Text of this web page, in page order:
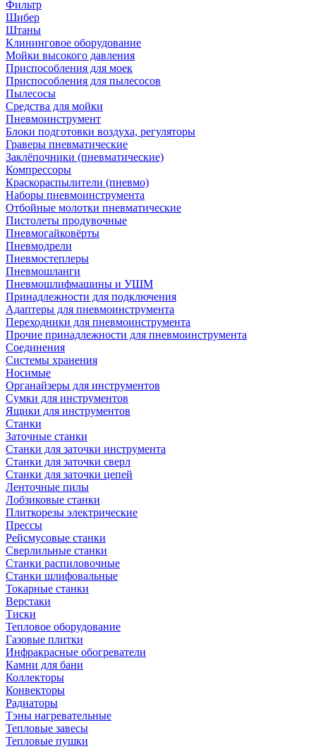
Фильтр
Шибер
Штаны
Клининговое оборудование
Мойки высокого давления
Приспособления для моек
Приспособления для пылесосов
Пылесосы
Средства для мойки
Пневмоинструмент
Блоки подготовки воздуха, регуляторы
Граверы пневматические
Заклёпочники (пневматические)
Компрессоры
Краскораспылители (пневмо)
Наборы пневмоинструмента
Отбойные молотки пневматические
Пистолеты продувочные
Пневмогайковёрты
Пневмодрели
Пневмостеплеры
Пневмошланги
Пневмошлифмашины и УШМ
Принадлежности для подключения
Адаптеры для пневмоинструмента
Переходники для пневмоинструмента
Прочие принадлежности для пневмоинструмента
Соединения
Системы хранения
Носимые
Органайзеры для инструментов
Сумки для инструментов
Ящики для инструментов
Станки
Заточные станки
Станки для заточки инструмента
Станки для заточки сверл
Станки для заточки цепей
Ленточные пилы
Лобзиковые станки
Плиткорезы электрические
Прессы
Рейсмусовые станки
Сверлильные станки
Станки распиловочные
Станки шлифовальные
Токарные станки
Верстаки
Тиски
Тепловое оборудование
Газовые плитки
Инфракрасные обогреватели
Камни для бани
Коллекторы
Конвекторы
Радиаторы
Тэны нагревательные
Тепловые завесы
Тепловые пушки